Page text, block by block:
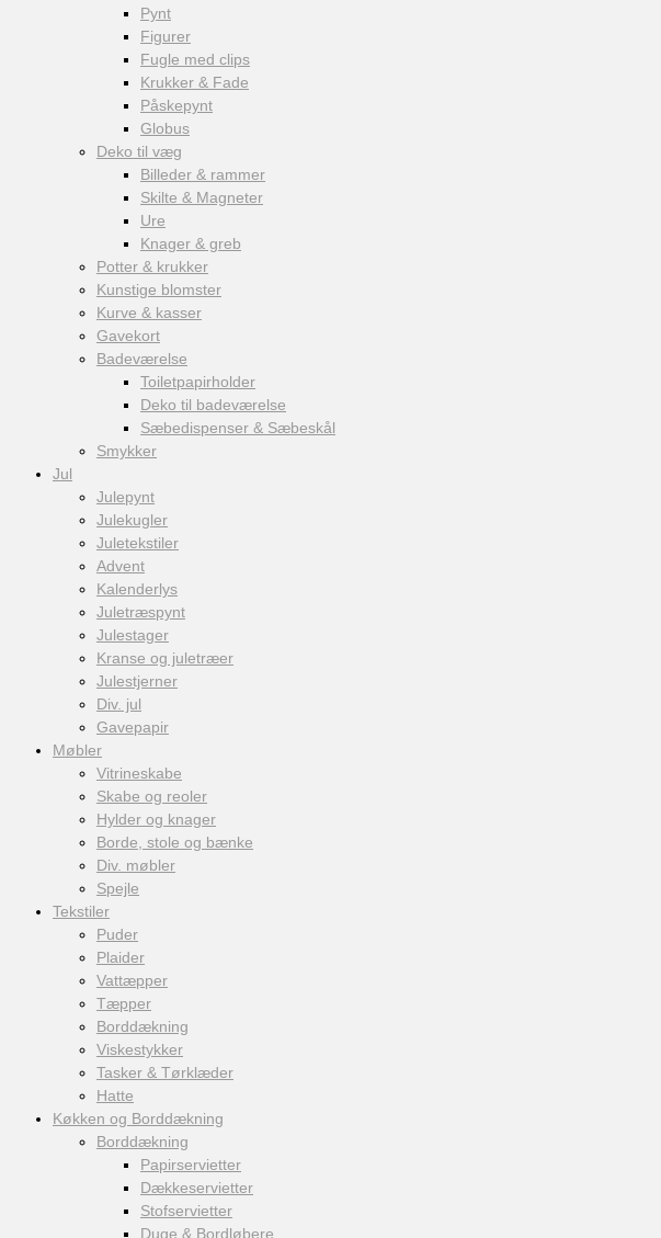
Pynt
Figurer
Fugle med clips
Krukker & Fade
Påskepynt
Globus
Deko til væg
Billeder & rammer
Skilte & Magneter
Ure
Knager & greb
Potter & krukker
Kunstige blomster
Kurve & kasser
Gavekort
Badeværelse
Toiletpapirholder
Deko til badeværelse
Sæbedispenser & Sæbeskål
Smykker
Jul
Julepynt
Julekugler
Juletekstiler
Advent
Kalenderlys
Juletræspynt
Julestager
Kranse og juletræer
Julestjerner
Div. jul
Gavepapir
Møbler
Vitrineskabe
Skabe og reoler
Hylder og knager
Borde, stole og bænke
Div. møbler
Spejle
Tekstiler
Puder
Plaider
Vattæpper
Tæpper
Borddækning
Viskestykker
Tasker & Tørklæder
Hatte
Køkken og Borddækning
Borddækning
Papirservietter
Dækkeservietter
Stofservietter
Duge & Bordløbere